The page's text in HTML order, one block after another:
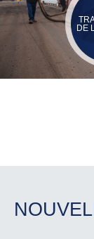
DE